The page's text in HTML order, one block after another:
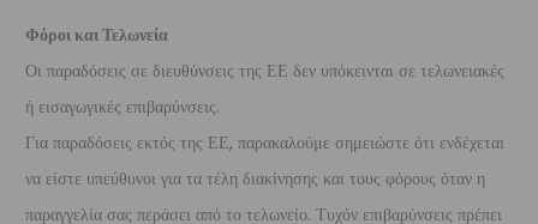
Φόροι και Τελωνεία
Οι παραδόσεις σε διευθύνσεις της ΕΕ δεν υπόκεινται σε τελωνειακές
ή εισαγωγικές επιβαρύνσεις.
Για παραδόσεις εκτός της ΕΕ, παρακαλούμε σημειώστε ότι ενδέχεται
να είστε υπεύθυνοι για τα τέλη διακίνησης και τους φόρους όταν η
παραγγελία σας περάσει από το τελωνείο. Τυχόν επιβαρύνσεις πρέπει